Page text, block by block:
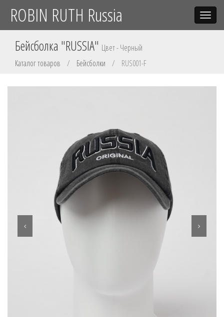
Toggle
ROBIN RUTH Russia
Бейсболка "RUSSIA" Цвет - Черный
Каталог товаров
/ Бейсболки / RUS001-F